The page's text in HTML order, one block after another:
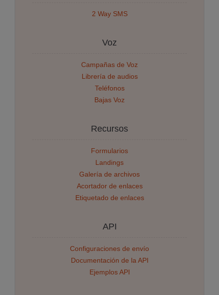
2 Way SMS
Voz
Campañas de Voz
Librería de audios
Teléfonos
Bajas Voz
Recursos
Formularios
Landings
Galería de archivos
Acortador de enlaces
Etiquetado de enlaces
API
Configuraciones de envío
Documentación de la API
Ejemplos API